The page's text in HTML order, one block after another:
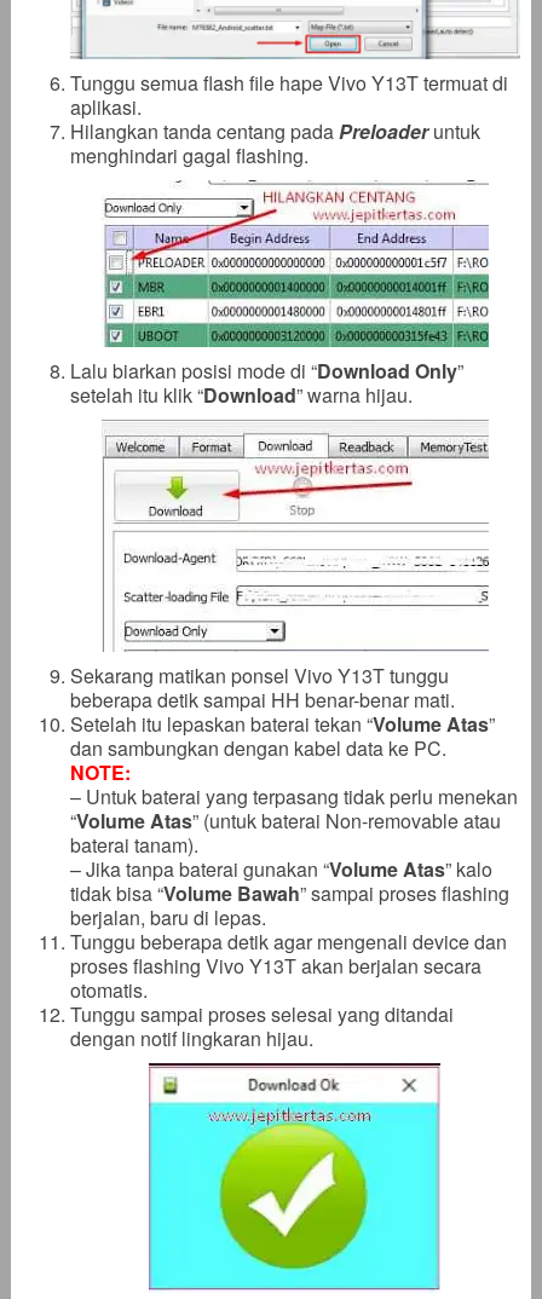
Tunggu semua flash file hape Vivo Y13T termuat di
aplikasi.
Hilangkan tanda centang padaPreloader untuk
menghindari gagal flashing.
Lalu biarkan posisi mode di “Download Only”
setelah itu klik “Download” warna hijau.
Sekarang matikan ponsel Vivo Y13T tunggu
beberapa detik sampai HH benar-benar mati.
Setelah itu lepaskan baterai tekan “Volume Atas”
dan sambungkan dengan kabel data ke PC.
NOTE:
– Untuk baterai yang terpasang tidak perlu menekan
“Volume Atas” (untuk baterai Non-removable atau
baterai tanam).
– Jika tanpa baterai gunakan “Volume Atas” kalo
tidak bisa “Volume Bawah” sampai proses flashing
berjalan, baru di lepas.
Tunggu beberapa detik agar mengenali device dan
proses flashing Vivo Y13T akan berjalan secara
otomatis.
Tunggu sampai proses selesai yang ditandai
dengan notif lingkaran hijau.